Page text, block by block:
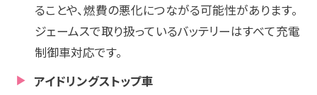
ることや、燃費の悪化につながる可能性があります。
ジェームスで取り扱っているバッテリーはすべて充電
制御車対応です。
アイドリングストップ車